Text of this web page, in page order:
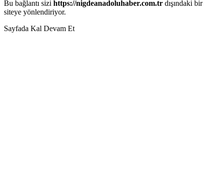
Bu bağlantı sizi https://nigdeanadoluhaber.com.tr dışındaki bir
siteye yönlendiriyor.
Sayfada Kal Devam Et